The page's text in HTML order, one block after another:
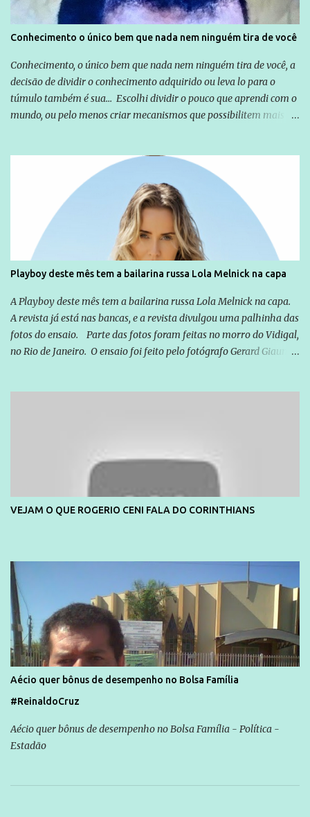
Conhecimento o único bem que nada nem ninguém tira de você
Conhecimento, o único bem que nada nem ninguém tira de você, a
decisão de dividir o conhecimento adquirido ou leva lo para o
túmulo também é sua... Escolhi dividir o pouco que aprendi com o
mundo, ou pelo menos criar mecanismos que possibilitem mais e
empreendedor da comunicação, que além de informação
cotidiana, corriqueira e cada vez mais preocupantes, do tipo que
você já esta acostumado a ver neste espaço, vou trabalhar a ideia
que possibilite distribuir não só informações, mas que gere de
forma consistente a riqueza do conhecimento... Exemplo: o
cidadão brasileiro não precisa só ser informado sobre operações
da Lava Jato, Reformas que podem retirar ou não direitos, ou
quem vai ser preso ou não; é preciso levar até as pessoas, do mais
simples ao mais burguês, o que diz a nossa Constituição, quais são
seus direitos e deveres em ...
Playboy deste mês tem a bailarina russa Lola Melnick na capa
A Playboy deste mês tem a bailarina russa Lola Melnick na capa.
A revista já está nas bancas, e a revista divulgou uma palhinha das
fotos do ensaio. Parte das fotos foram feitas no morro do Vidigal,
no Rio de Janeiro. O ensaio foi feito pelo fotógrafo Gerard Giaume
VEJAM O QUE ROGERIO CENI FALA DO CORINTHIANS
Aécio quer bônus de desempenho no Bolsa Família
#ReinaldoCruz
Aécio quer bônus de desempenho no Bolsa Família - Política -
Estadão